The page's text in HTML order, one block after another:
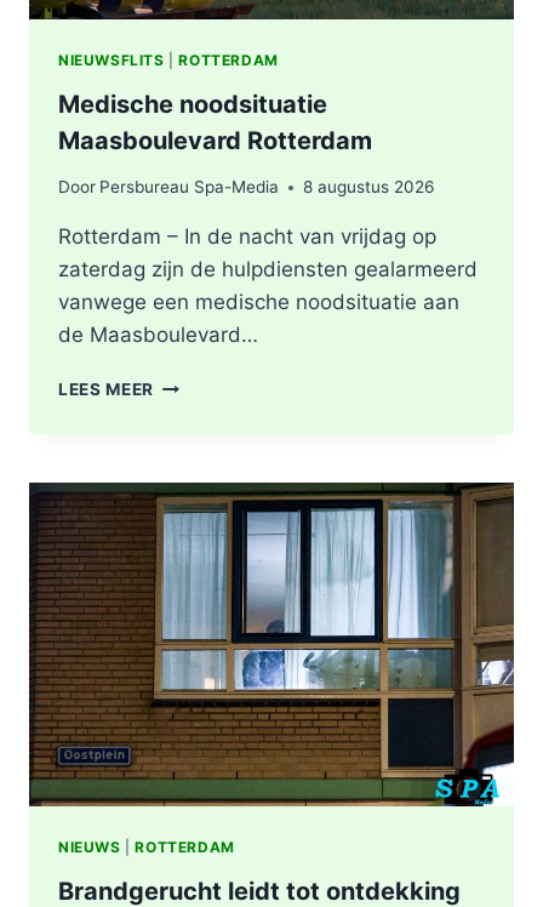
NIEUWSFLITS |ROTTERDAM
Medische noodsituatie
Maasboulevard Rotterdam
Door Persbureau Spa-Media 8 augustus 2026
Rotterdam – In de nacht van vrijdag op
zaterdag zijn de hulpdiensten gealarmeerd
vanwege een medische noodsituatie aan
de Maasboulevard…
LEES MEER MEDISCHE
NIEUWS |ROTTERDAM
Brandgerucht leidt tot ontdekking